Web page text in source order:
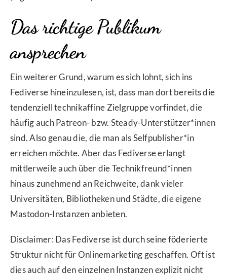
Das richtige Publikum
ansprechen
Ein weiterer Grund, warum es sich lohnt, sich ins
Fediverse hineinzulesen, ist, dass man dort bereits die
tendenziell technikaffine Zielgruppe vorfindet, die
häufig auch Patreon- bzw. Steady-Unterstützer*innen
sind. Also genau die, die man als Selfpublisher*in
erreichen möchte. Aber das Fediverse erlangt
mittlerweile auch über die Technikfreund*innen
hinaus zunehmend an Reichweite, dank vieler
Universitäten, Bibliotheken und Städte, die eigene
Mastodon-Instanzen anbieten.
Disclaimer: Das Fediverse ist durch seine föderierte
Struktur nicht für Onlinemarketing geschaffen. Oft ist
dies auch auf den einzelnen Instanzen explizit nicht